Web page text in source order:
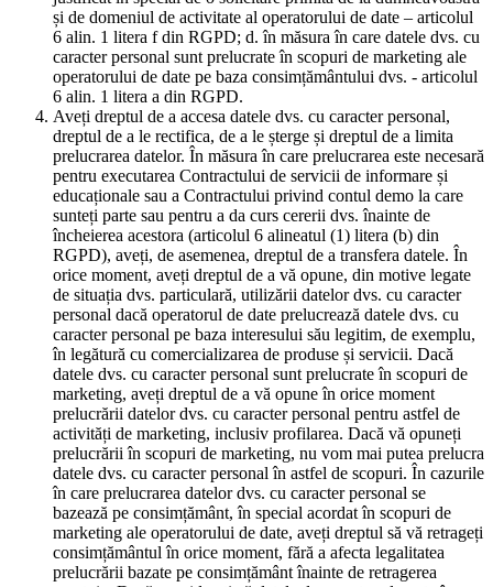
și de domeniul de activitate al operatorului de date – articolul
6 alin. 1 litera f din RGPD; d. în măsura în care datele dvs. cu
caracter personal sunt prelucrate în scopuri de marketing ale
operatorului de date pe baza consimțământului dvs. - articolul
6 alin. 1 litera a din RGPD.
Aveți dreptul de a accesa datele dvs. cu caracter personal,
dreptul de a le rectifica, de a le șterge și dreptul de a limita
prelucrarea datelor. În măsura în care prelucrarea este necesară
pentru executarea Contractului de servicii de informare și
educaționale sau a Contractului privind contul demo la care
sunteți parte sau pentru a da curs cererii dvs. înainte de
încheierea acestora (articolul 6 alineatul (1) litera (b) din
RGPD), aveți, de asemenea, dreptul de a transfera datele. În
orice moment, aveți dreptul de a vă opune, din motive legate
de situația dvs. particulară, utilizării datelor dvs. cu caracter
personal dacă operatorul de date prelucrează datele dvs. cu
caracter personal pe baza interesului său legitim, de exemplu,
în legătură cu comercializarea de produse și servicii. Dacă
datele dvs. cu caracter personal sunt prelucrate în scopuri de
marketing, aveți dreptul de a vă opune în orice moment
prelucrării datelor dvs. cu caracter personal pentru astfel de
activități de marketing, inclusiv profilarea. Dacă vă opuneți
prelucrării în scopuri de marketing, nu vom mai putea prelucra
datele dvs. cu caracter personal în astfel de scopuri. În cazurile
în care prelucrarea datelor dvs. cu caracter personal se
bazează pe consimțământ, în special acordat în scopuri de
marketing ale operatorului de date, aveți dreptul să vă retrageți
consimțământul în orice moment, fără a afecta legalitatea
prelucrării bazate pe consimțământ înainte de retragerea